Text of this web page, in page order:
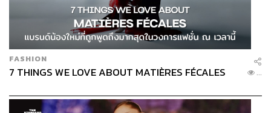
FASHION
7 THINGS WE LOVE ABOUT MATIÈRES FÉCALES ...